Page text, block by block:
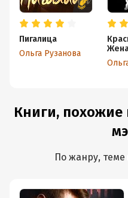
Пигалица
Ольга Рузанова
Книги,
По жанру,